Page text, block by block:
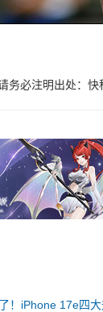
务必注明出处：快
！iPhone 17e四